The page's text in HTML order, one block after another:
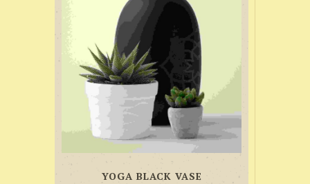
YOGA BLACK VASE